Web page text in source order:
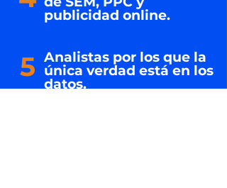
publicidad online.
5 Analistas por los que la
única verdad está en los
datos.